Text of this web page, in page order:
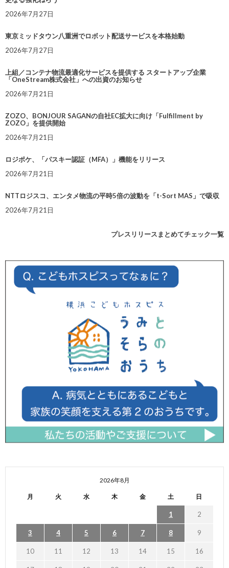
2026年7月27日
東京ミッドタウン八重洲でロボット配送サービスを本格始動
2026年7月27日
上組／コンテナ物流最適化サービスを提供する スタートアップ企業
「OneStream株式会社」への出資のお知らせ
2026年7月21日
ZOZO、BONJOUR SAGANの自社EC拡大に向け「Fulfillment by
ZOZO」を提供開始
2026年7月21日
ロジポケ、「パスキー認証（MFA）」機能をリリース
2026年7月21日
NTTロジスコ、エンタメ物流の平時5倍の波動を「t-Sort MAS」で吸収
2026年7月21日
プレスリリースまとめてチェック一覧
2026年8月
月 火 水 木 金 土 日
1 2
3 4 5 6 7 8 9
10 11 12 13 14 15 16